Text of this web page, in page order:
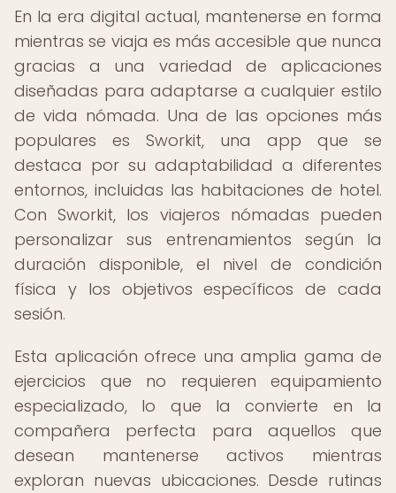
En la era digital actual, mantenerse en forma
mientras se viaja es más accesible que nunca
gracias a una variedad de aplicaciones
diseñadas para adaptarse a cualquier estilo
de vida nómada. Una de las opciones más
populares es Sworkit, una app que se
destaca por su adaptabilidad a diferentes
entornos, incluidas las habitaciones de hotel.
Con Sworkit, los viajeros nómadas pueden
personalizar sus entrenamientos según la
duración disponible, el nivel de condición
física y los objetivos específicos de cada
sesión.
Esta aplicación ofrece una amplia gama de
ejercicios que no requieren equipamiento
especializado, lo que la convierte en la
compañera perfecta para aquellos que
desean mantenerse activos mientras
exploran nuevas ubicaciones. Desde rutinas